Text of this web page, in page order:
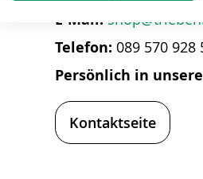
E-Mail:
Telefon:089 570 928
Persönlich in
Kontaktseite